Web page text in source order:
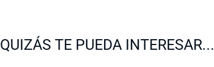
QUIZÁS TE PUEDA INTERESAR...